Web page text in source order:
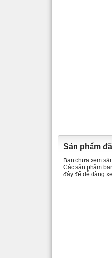
Sản phẩm
Bạn chưa xem
Các sản phẩm
đây để dễ dàng